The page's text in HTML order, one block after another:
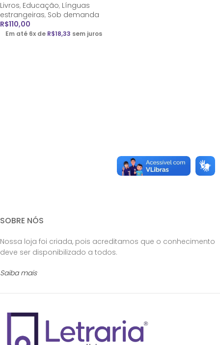
Livros, Educação, Línguas
estrangeiras, Sob demanda
R$110,00
Em até 6x de R$18,33 sem juros
SOBRE NÓS
Nossa loja foi criada, pois acreditamos que o conhecimento
deve ser disponibilizado a todos.
Saiba mais